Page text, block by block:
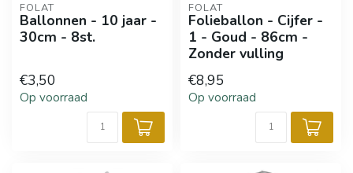
FOLAT
Ballonnen - 10 jaar -
30cm - 8st.
€3,50
Op voorraad
FOLAT
Folieballon - Cijfer -
1 - Goud - 86cm -
Zonder vulling
€8,95
Op voorraad